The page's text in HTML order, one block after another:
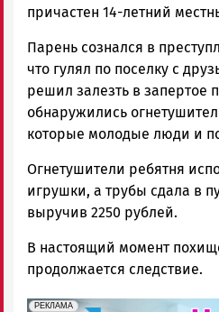
причастен 14-летний
Парень сознался в
что гулял по поселку с
решил залезть в запертое
обнаружились
которые молодые люди и
Огнетушители ребятня
игрушки, а трубы сдала в
выручив 2250 рублей.
В настоящий момент
продолжается следствие.
erid: 2SDnjek5YUa
РЕКЛАМА
Реклама